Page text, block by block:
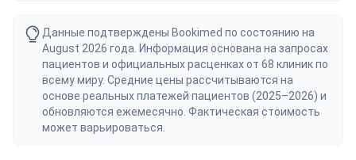
Данные подтверждены Bookimed по состоянию на
August 2026 года. Информация основана на запросах
пациентов и официальных расценках от 68 клиник по
всему миру. Средние цены рассчитываются на
основе реальных платежей пациентов (2025–2026) и
обновляются ежемесячно. Фактическая стоимость
может варьироваться.